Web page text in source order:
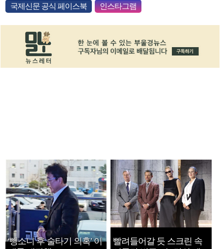
국제신문 공식 페이스북 인스타그램
‘뺑소니 후 술타기 의혹’ 이
빨려들어갈 듯 스크린 속